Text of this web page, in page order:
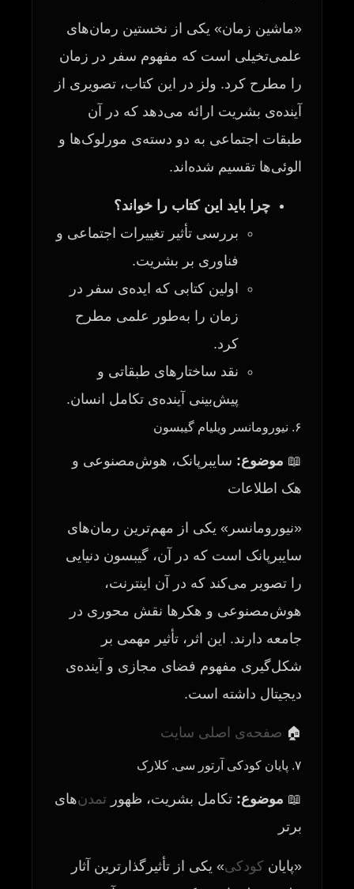
«ماشین زمان» یکی از نخستین رمان‌های
علمی‌تخیلی است که مفهوم سفر در زمان
را مطرح کرد. ولز در این کتاب، تصویری از
آینده‌ی بشریت ارائه می‌دهد که در آن
طبقات اجتماعی به دو دسته‌ی مورلوک‌ها و
الوئی‌ها تقسیم شده‌اند.
چرا باید این کتاب را خواند؟
بررسی تأثیر تغییرات اجتماعی و
فناوری بر بشریت.
اولین کتابی که ایده‌ی سفر در
زمان را به‌طور علمی مطرح
کرد.
نقد ساختارهای طبقاتی و
پیش‌بینی آینده‌ی تکامل انسان.
۶. نیورومانسر ویلیام گیبسون
📖 موضوع: سایبرپانک، هوش‌مصنوعی و
هک اطلاعات
«نیورومانسر» یکی از مهم‌ترین رمان‌های
سایبرپانک است که در آن، گیبسون دنیایی
را تصویر می‌کند که در آن اینترنت،
هوش‌مصنوعی و هکرها نقش محوری در
جامعه دارند. این اثر، تأثیر مهمی بر
شکل‌گیری مفهوم فضای مجازی و آینده‌ی
دیجیتال داشته است.
🏠 صفحه‌ی اصلی سایت
۷. پایان کودکی آرتور سی. کلارک
📖 موضوع: تکامل بشریت، ظهور تمدن‌های
برتر
«پایان کودکی» یکی از تأثیرگذارترین آثار